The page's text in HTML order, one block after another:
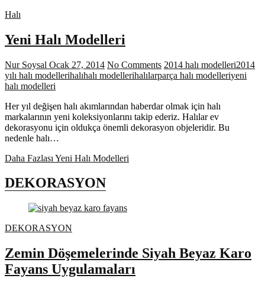
Halı
Yeni Halı Modelleri
Nur Soysal Ocak 27, 2014 No Comments 2014 halı modelleri2014
yılı halı modellerihalıhalı modellerihalılarparça halı modelleriyeni
halı modelleri
Her yıl değişen halı akımlarından haberdar olmak için halı
markalarının yeni koleksiyonlarını takip ederiz. Halılar ev
dekorasyonu için oldukça önemli dekorasyon objeleridir. Bu
nedenle halı…
Daha Fazlası Yeni Halı Modelleri
DEKORASYON
DEKORASYON
Zemin Döşemelerinde Siyah Beyaz Karo
Fayans Uygulamaları